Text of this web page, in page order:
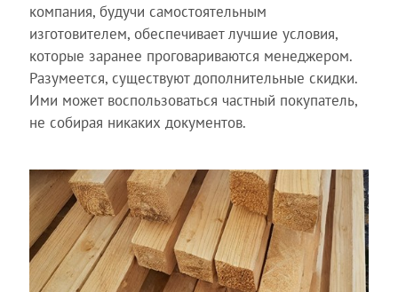
компания, будучи самостоятельным
изготовителем, обеспечивает лучшие условия,
которые заранее проговариваются менеджером.
Разумеется, существуют дополнительные скидки.
Ими может воспользоваться частный покупатель,
не собирая никаких документов.